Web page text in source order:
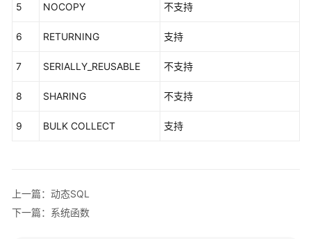
5 NOCOPY 不支持
6 RETURNING 支持
7 SERIALLY_REUSABLE 不支持
8 SHARING 不支持
9 BULK COLLECT 支持
上一篇：动态SQL
下一篇：系统函数